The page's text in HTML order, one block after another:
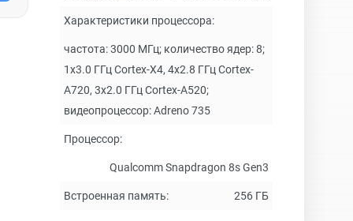
Характеристики процессора:
частота: 3000 МГц; количество ядер: 8;
1x3.0 ГГц Cortex-X4, 4x2.8 ГГц Cortex-
A720, 3x2.0 ГГц Cortex-A520;
видеопроцессор: Adreno 735
Процессор:
Qualcomm Snapdragon 8s Gen3
Встроенная память: 256 ГБ